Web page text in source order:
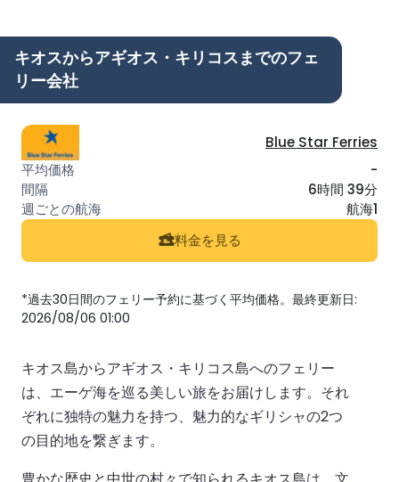
キオスからアギオス・キリコスまでのフェ
リー会社
Blue Star Ferries
-
6時間 39分
航海1
料金を見る
*過去30日間のフェリー予約に基づく平均価格。最終更新日:
2026/08/06 01:00
キオス島からアギオス・キリコス島へのフェリー
は、エーゲ海を巡る美しい旅をお届けします。それ
ぞれに独特の魅力を持つ、魅力的なギリシャの2つ
の目的地を繋ぎます。